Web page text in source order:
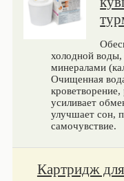
холодной
минералами
Очищенная
усиливает
улучшает сон,
самочувствие.
Картридж